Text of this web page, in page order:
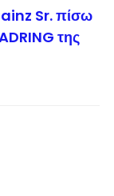
© enkinisi.gr
Sr. πίσω
της